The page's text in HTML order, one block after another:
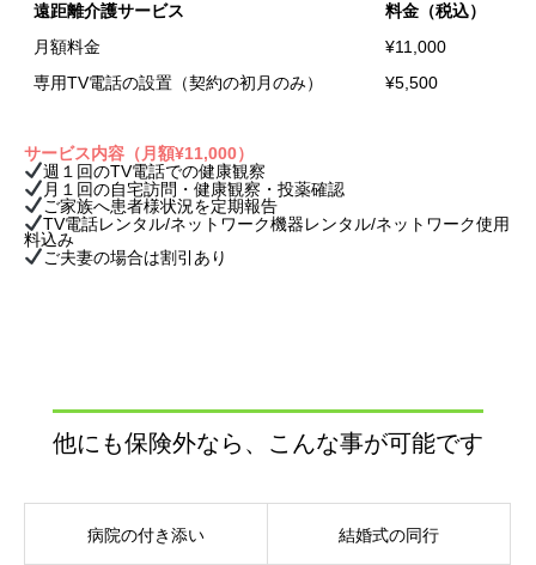
遠距離介護サービス
料金（税込）
月額料金
¥11,000
専用TV電話の設置（契約の初月のみ）
¥5,500
サービス内容（ 月額¥11,000）
週１回のTV電話での健康観察
月１回の自宅訪問・健康観察・投薬確認
ご家族へ患者様状況を定期報告
TV電話レンタル/ネットワーク機器レンタル/ネットワーク使用
料込み
ご夫妻の場合は割引あり
他にも保険外なら、こんな事が可能です
病院の付き添い 結婚式の同行